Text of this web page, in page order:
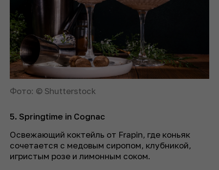
Фото: © Shutterstock
5. Springtime in Cognac
Освежающий коктейль от Frapin, где коньяк
сочетается с медовым сиропом, клубникой,
игристым розе и лимонным соком.